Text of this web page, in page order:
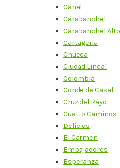
Canal
Carabanchel
Carabanchel Alto
Cartagena
Chueca
Ciudad Lineal
Colombia
Conde de Casal
Cruz del Rayo
Cuatro Caminos
Delicias
El Carmen
Embajadores
Esperanza